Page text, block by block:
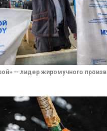
— лидер жиромучного